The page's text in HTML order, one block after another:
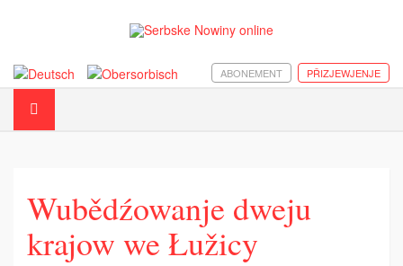
PŘIZJEWJENJE
ABONEMENT
Wubědźowanje dweju
krajow we Łužicy